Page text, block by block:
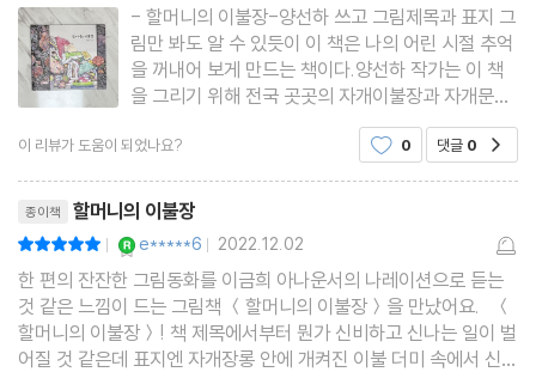
- 할머니의 이불장-양선하 쓰고 그림제목과 표지 그
림만 봐도 알 수 있듯이 이 책은 나의 어린 시절 추억
을 꺼내어 보게 만드는 책이다.양선하 작가는 이 책
을 그리기 위해 전국 곳곳의 자개이불장과 자개문갑
을 찾아보고 그림을 그렸다고 한다. 그래서일까? 어
린 시절 외할머니 집에 있던 검정색이지만 공작 , 학 ,
같은 것 같다.우리
이 리뷰가 도움이 되었나요? 0 댓글 0
종이책 할머니의 이불장
| e*****6 | 2022.12.02
한 편의 잔잔한 그림동화를 이금희 아나운서의 나레이션으로 듣는
것 같은 느낌이 드는 그림책 ＜할머니의 이불장＞을 만났어요. ＜
할머니의 이불장＞! 책 제목에서부터 뭔가 신비하고 신나는 일이 벌
어질 것 같은데 표지엔 자개장롱 안에 개켜진 이불 더미 속에서 신나